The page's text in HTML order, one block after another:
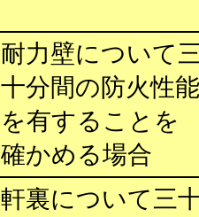
耐力壁について
十分間の防火性能
を有することを
確かめる場合
軒裏について三